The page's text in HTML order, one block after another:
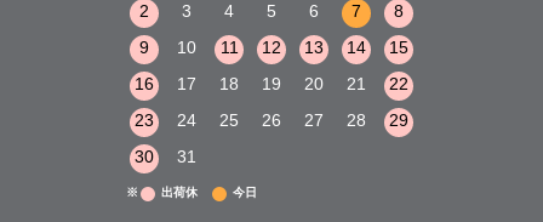
2
3 4 5 6 7
8
9
10 11 12 13 14
15
16
17 18 19 20 21
22
23
24 25 26 27 28
29
30
31
※ 出荷休 今日